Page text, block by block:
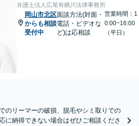
弁護士法人広尾有栖川法律事務所
岡山市北区
からも相談
受付中
面談方法(対面・
電話・ビデオな
ど)は応相談
営業時間：1
0:00~16:00
（平日）
のリーマーの破損、脱毛やシミ取りでの
に納得できない場合はぜひご相談くださ